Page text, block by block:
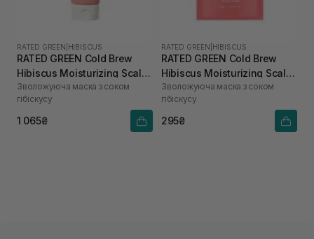
RATED GREEN HIBISCUS
RATED GREEN Cold Brew
Hibiscus Moisturizing Scalp
Pack 200 мл
Зволожуюча маска з соком
гібіскусу
1 065₴
RATED GREEN HIBISCUS
RATED GREEN Cold Brew
Hibiscus Moisturizing Scalp
Pack 50 мл
Зволожуюча маска з соком
гібіскусу
295₴